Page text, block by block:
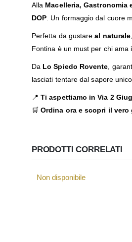
Alla Macelleria, Gastronomia
DOP. Un formaggio dal cuore
Perfetta da gustareal naturale
Fontina è un must per chi ama
Da Lo Spiedo Rovente,
lasciati tentare dal sapore
📍Ti aspettiamo inVia 2
🛒Ordina ora e scopri il
PRODOTTI CORRELATI
Non disponibile